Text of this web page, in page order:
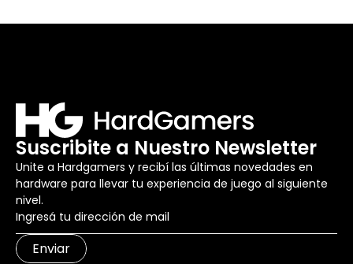
Suscribite a Nuestro Newsletter
Unite a Hardgamers y recibí las últimas novedades en
hardware para llevar tu experiencia de juego al siguiente
nivel.
Enviar